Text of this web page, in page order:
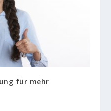
für mehr